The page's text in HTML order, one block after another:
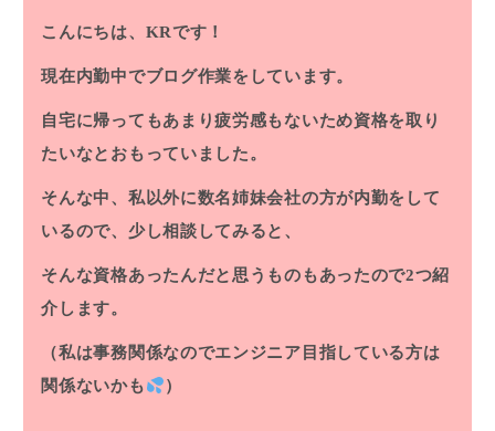
こんにちは、KRです！
現在内勤中でブログ作業をしています。
自宅に帰ってもあまり疲労感もないため資格を取り
たいなとおもっていました。
そんな中、私以外に数名姉妹会社の方が内勤をして
いるので、少し相談してみると、
そんな資格あったんだと思うものもあったので2つ紹
介します。
（私は事務関係なのでエンジニア目指している方は
関係ないかも
）